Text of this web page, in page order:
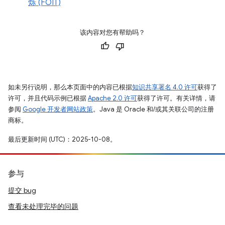
烁 (FOIT)
该内容对您有帮助吗？
如未另行说明，那么本页面中的内容已根据知识共享署名 4.0 许可获得了
许可，并且代码示例已根据Apache 2.0 许可获得了许可。有关详情，请
参阅 Google 开发者网站政策。Java 是 Oracle 和/或其关联公司的注册
商标。
最后更新时间 (UTC)：2025-10-08。
参与
提交 bug
查看未处理完毕的问题